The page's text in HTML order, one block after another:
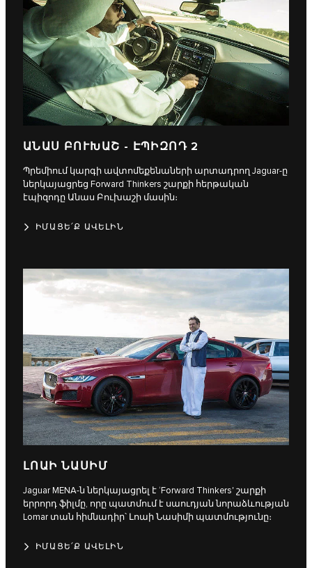
ԱՆԱՍ ԲՈՒԽԱՇ - ԷՊԻԶՈԴ 2
Պրեմիում կարգի ավտոմեքենաների արտադրող Jaguar-ը
ներկայացրեց Forward Thinkers շարքի հերթական
էպիզոդը Անաս Բուխաշի մասին։
ԻՄԱՑԵ՛Ք ԱՎԵԼԻՆ
ԼՈԱԻ ՆԱՍԻՄ
Jaguar MENA-ն ներկայացրել է ‘Forward Thinkers' շարքի
երրորդ ֆիլմը, որը պատմում է սաուդյան նորաձևության
Lomar տան հիմնադիր՝ Լոաի Նասիմի պատմությունը։
ԻՄԱՑԵ՛Ք ԱՎԵԼԻՆ